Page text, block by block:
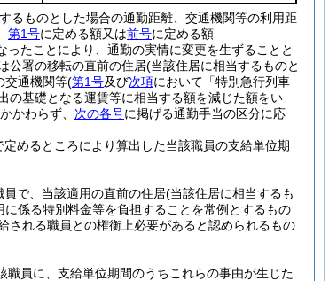
ものとした場合の通勤距離、交通機関等の利用距
第1号に定める額又は前号に定める額
たことにより、通勤の実情に変更を生ずることと
公署の移転の直前の住居(当該住居に相当するものと
交通機関等(第1号及び次項において「特別急行列車
の基礎となる運賃等に相当する額を減じた額をい
かわらず、 次の各号に掲げる通勤手当の区分に応
めるところにより算出した当該職員の支給単位期
員で、当該適用の直前の住居(当該住居に相当するも
係る特別料金等を負担することを常例とするもの
される職員との権衡上必要があると認められるもの
員に、支給単位期間のうちこれらの事由が生じた